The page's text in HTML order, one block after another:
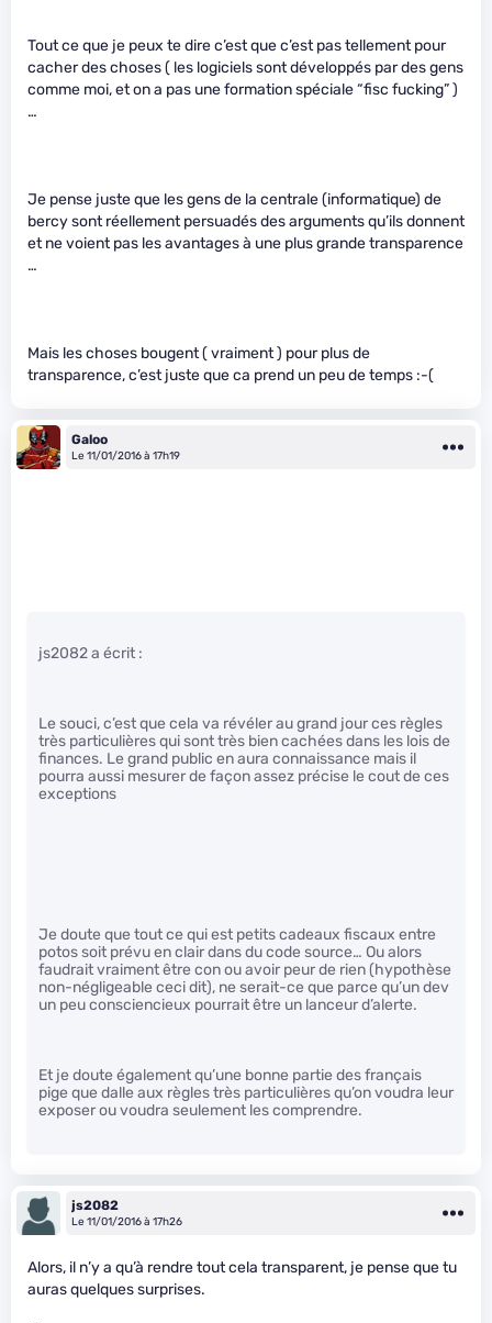
Tout ce que je peux te dire c’est que c’est pas tellement pour
cacher des choses ( les logiciels sont développés par des gens
comme moi, et on a pas une formation spéciale “fisc fucking” )
…
Je pense juste que les gens de la centrale (informatique) de
bercy sont réellement persuadés des arguments qu’ils donnent
et ne voient pas les avantages à une plus grande transparence
…
Mais les choses bougent ( vraiment ) pour plus de
transparence, c’est juste que ca prend un peu de temps :-(
Galoo
Le 11/01/2016 à 17h19
js2082 a écrit :
Le souci, c’est que cela va révéler au grand jour ces règles
très particulières qui sont très bien cachées dans les lois de
finances. Le grand public en aura connaissance mais il
pourra aussi mesurer de façon assez précise le cout de ces
exceptions
Je doute que tout ce qui est petits cadeaux fiscaux entre
potos soit prévu en clair dans du code source… Ou alors
faudrait vraiment être con ou avoir peur de rien (hypothèse
non-négligeable ceci dit), ne serait-ce que parce qu’un dev
un peu consciencieux pourrait être un lanceur d’alerte.
Et je doute également qu’une bonne partie des français
pige que dalle aux règles très particulières qu’on voudra leur
exposer ou voudra seulement les comprendre.
js2082
Le 11/01/2016 à 17h26
Alors, il n’y a qu’à rendre tout cela transparent, je pense que tu
auras quelques surprises.